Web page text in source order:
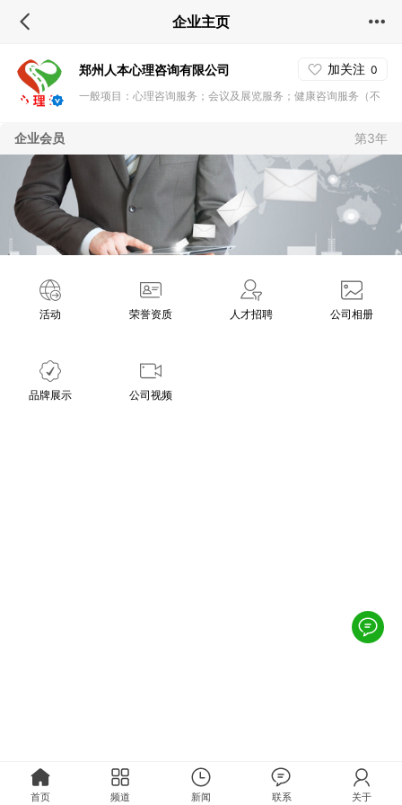
企业主页
郑州人本心理咨询有限公司 加关注 0
一般项目：心理咨询服务；会议及展览服务；健康咨询服务（不
用软件开发；人工智能理论与算法软件开发；网络与信息安全软
件开发；技术服务、技术开发、技术咨询、技术交流、技术转
让、技术推广；计算机系统服务；软件销售；体育用品及器材批
发；电子产品销售；文具用品批发；文具用品零售；办公用品销
售；办公设备销售；办公设备耗材销售；音响设备销售（除依法
须经批准的项目外，凭营业执照依法自主开展经营活动）许可项
目：住宅室内装饰装修；第二类增值电信业务（依法须经批准的
企业会员 第3年
活动 荣誉资质 人才招聘 公司相册
品牌展示 公司视频
首页 频道 新闻 联系 关于